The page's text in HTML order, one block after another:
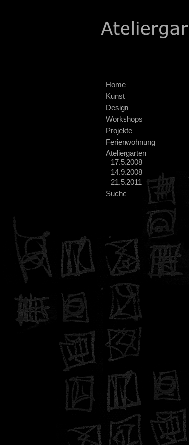
Home
Kunst
Design
Workshops
Projekte
Ferienwohnung
Ateliergarten
17.5.2008
14.9.2008
21.5.2011
Suche